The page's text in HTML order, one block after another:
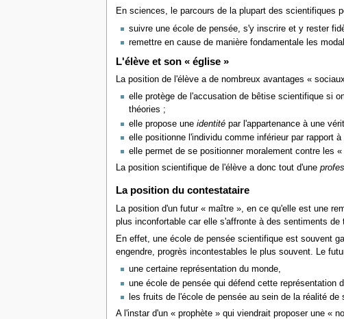
En sciences, le parcours de la plupart des scientifiques
suivre une école de pensée, s'y inscrire et y rester
remettre en cause de manière fondamentale les
L'élève et son « église »
La position de l'élève a de nombreux avantages «
elle protège de l'accusation de bêtise scientifique si
théories ;
elle propose une identitépar l'appartenance à une
elle positionne l'individu comme inférieur par rapport
elle permet de se positionner moralement contre les «
La position scientifique de l'élève a donc tout d'une
La position du contestataire
La position d'un futur « maître », en ce qu'elle est une
plus inconfortable car elle s'affronte à des sentiments
En effet, une école de pensée scientifique est souvent
engendre, progrès incontestables le plus souvent. Le
une certaine représentation du monde,
une école de pensée qui défend cette représentation
les fruits de l'école de pensée au sein de la réalité
A l'instar d'un « prophète »qui viendrait proposer une «